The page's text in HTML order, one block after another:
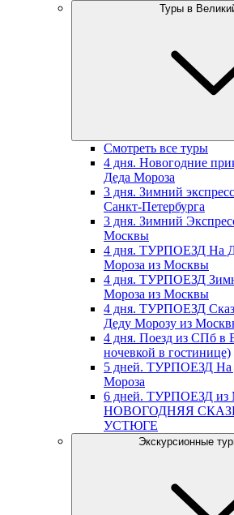
Туры в
Смотреть все туры
4 дня. Новогодние
Деда Мороза
3 дня. Зимний
Санкт-Петербурга
3 дня. Зимний
Москвы
4 дня. ТУРПОЕЗД На
Мороза из Москвы
4 дня. ТУРПОЕЗД
Мороза из Москвы
4 дня. ТУРПОЕЗД
Деду Морозу из
4 дня. Поезд из СПб в
ночевкой в гостинице)
5 дней. ТУРПОЕЗД На
Мороза
6 дней. ТУРПОЕЗД из
НОВОГОДНЯЯ
УСТЮГЕ
Экскурсионные